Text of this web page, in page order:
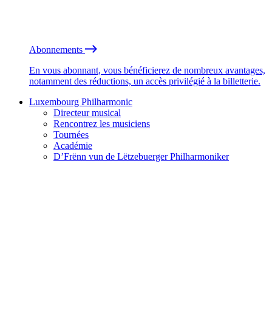
Abonnements
En vous abonnant, vous bénéficierez de nombreux avantages,
notamment des réductions, un accès privilégié à la billetterie.
Luxembourg Philharmonic
Directeur musical
Rencontrez les musiciens
Tournées
Académie
D’Frënn vun de Lëtzebuerger Philharmoniker